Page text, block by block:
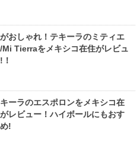
おしゃれ！テキーラのミティエ
Mi Tierraをメキシコ在住がレビュ
ーラのエスポロンをメキシコ在
レビュー！ハイボールにもおす
!